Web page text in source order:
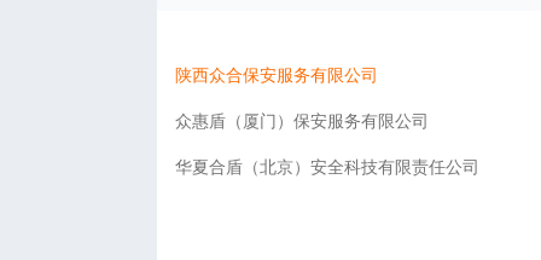
陕西众合保安服务有限公司
众惠盾（厦门）保安服务有限公司
华夏合盾（北京）安全科技有限责任公司